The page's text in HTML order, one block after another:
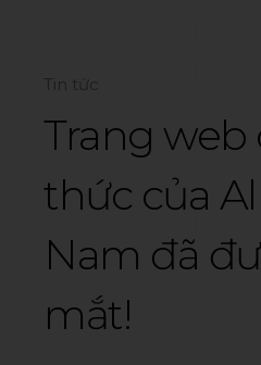
Tin tức
Trang web
thức của
Nam đã
mắt!